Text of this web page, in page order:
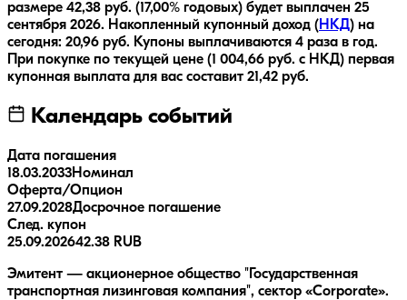
размере 42,38 руб. (17,00% годовых) будет выплачен 25
сентября 2026. Накопленный купонный доход ( НКД) на
сегодня: 20,96 руб. Купоны выплачиваются 4 раза в год.
При покупке по текущей цене (1 004,66 руб. с НКД) первая
купонная выплата для вас составит 21,42 руб.
Календарь событий
Дата погашения
18.03.2033Номинал
Оферта/Опцион
27.09.2028Досрочное погашение
След. купон
25.09.202642.38 RUB
Эмитент — акционерное общество "Государственная
транспортная лизинговая компания", сектор «Corporate».